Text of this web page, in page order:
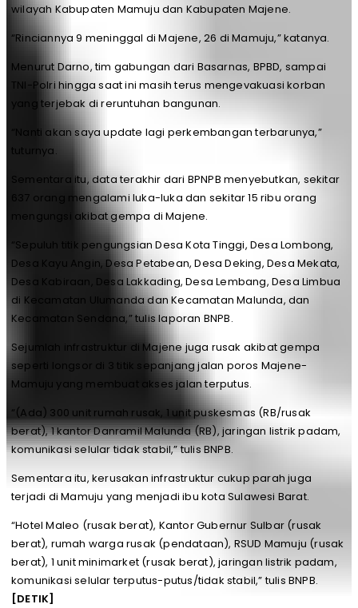
wilayah Kabupaten Mamuju dan Kabupaten Majene.
“Rinciannya 9 meninggal di Majene, 26 di Mamuju,” katanya.
Menurut Darno, tim gabungan dari Basarnas, BPBD, sampai
TNI-Polri hingga saat ini masih terus mengevakuasi korban
yang terjebak di reruntuhan bangunan.
“Nanti akan saya update lagi perkembangan terbarunya,”
tuturnya.
Sementara itu, data terakhir dari BPNPB menyebutkan, sekitar
637 orang mengalami luka-luka dan sekitar 15 ribu orang
mengungsi akibat gempa di Majene.
“Sepuluh titik pengungsian Desa Kota Tinggi, Desa Lombong,
Desa Kayu Angin, Desa Petabean, Desa Deking, Desa Mekata,
Desa Kabiraan, Desa Lakkading, Desa Lembang, Desa Limbua
di Kecamatan Ulumanda dan Kecamatan Malunda, dan
Kecamatan Sendana,” tulis laporan BNPB.
Sejumlah infrastruktur di Majene juga rusak akibat gempa
seperti longsor di 3 titik sepanjang jalan poros Majene-
Mamuju yang membuat akses jalan terputus.
“(Ada) 300 unit rumah rusak, 1 unit puskesmas (RB/rusak
berat), 1 kantor Danramil Malunda (RB), jaringan listrik padam,
komunikasi selular tidak stabil,” tulis BNPB.
Sementara itu, kerusakan infrastruktur cukup parah juga
terjadi di Mamuju yang menjadi ibu kota Sulawesi Barat.
“Hotel Maleo (rusak berat), Kantor Gubernur Sulbar (rusak
berat), rumah warga rusak (pendataan), RSUD Mamuju (rusak
berat), 1 unit minimarket (rusak berat), jaringan listrik padam,
komunikasi selular terputus-putus/tidak stabil,” tulis BNPB.
[DETIK]